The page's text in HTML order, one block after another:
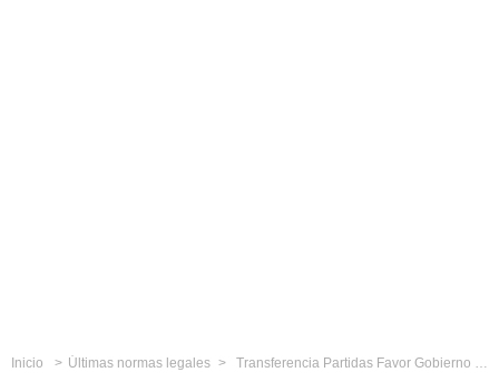
Inicio Últimas normas legales Transferencia Partidas Favor Gobierno Regional DS 212-2021-EF Economia y Finanzas